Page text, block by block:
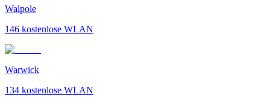
Walpole
146 kostenlose WLAN
Warwick
134 kostenlose WLAN